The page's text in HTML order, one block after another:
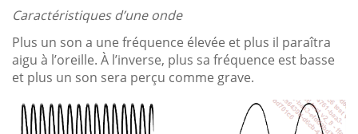
Caractéristiques d’une onde
Plus un son a une fréquence élevée et plus il paraîtra
aigu à l’oreille. À l’inverse, plus sa fréquence est basse
et plus un son sera perçu comme grave.